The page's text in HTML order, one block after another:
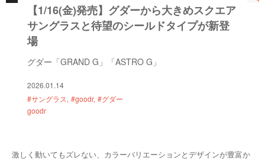
【1/16(金)発売】グダーから大きめスクエア
サングラスと待望のシールドタイプが新登
場
グダー「GRAND G」「ASTRO G」
2026.01.14
#サングラス #goodr #グダー
goodr
激しく動いてもズレない、カラーバリエーションとデザインが豊富か